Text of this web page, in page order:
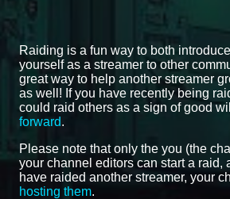
Raiding is a fun way to both
yourself as a streamer to other
great way to help another streamer
as well! If you have recently being
could raid others as a sign of good
forward.
Please note that only the you (the
your channel editors can start a raid,
have raided another streamer, your
hosting them.